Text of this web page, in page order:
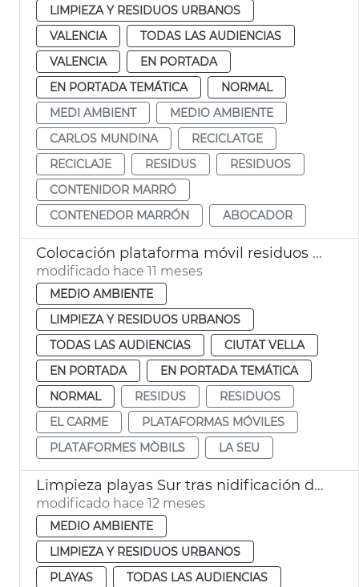
LIMPIEZA Y RESIDUOS URBANOS
VALENCIA
TODAS LAS AUDIENCIAS
VALENCIA
EN PORTADA
EN PORTADA TEMÁTICA
NORMAL
MEDI AMBIENT
MEDIO AMBIENTE
CARLOS MUNDINA
RECICLATGE
RECICLAJE
RESIDUS
RESIDUOS
CONTENIDOR MARRÓ
CONTENEDOR MARRÓN
ABOCADOR
Colocación plataforma móvil residuos plaza San Nicolau València
modificado hace 11 meses
MEDIO AMBIENTE
LIMPIEZA Y RESIDUOS URBANOS
TODAS LAS AUDIENCIAS
CIUTAT VELLA
EN PORTADA
EN PORTADA TEMÁTICA
NORMAL
RESIDUS
RESIDUOS
EL CARME
PLATAFORMAS MÓVILES
PLATAFORMES MÒBILS
LA SEU
Limpieza playas Sur tras nidificación del chorlitejo
modificado hace 12 meses
MEDIO AMBIENTE
LIMPIEZA Y RESIDUOS URBANOS
PLAYAS
TODAS LAS AUDIENCIAS